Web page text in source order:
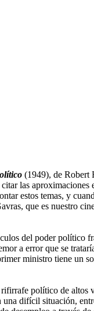
(1949), de Robert
las aproximaciones
estos temas, y
que es nuestro
del poder político
a error que se
ministro tiene un
político de altos
difícil situación,